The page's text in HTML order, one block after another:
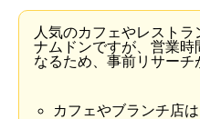
人気のカフェやレスト
ナムドンですが、営業
なるため、事前リサーチ
カフェやブランチ店